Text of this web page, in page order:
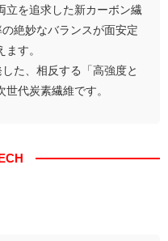
立を追求した新カーボン繊
絶妙なバランスが面安定
す。
た、相反する「高強度と
代炭素繊維です。